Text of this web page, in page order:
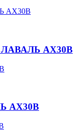
AX30B
AX30B